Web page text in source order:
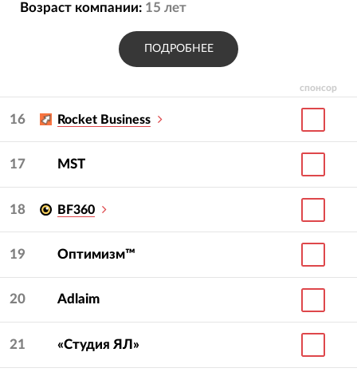
спонсор
Возраст компании: 15 лет
ПОДРОБНЕЕ
16 Rocket Business
17 MST
18 BF360
19 Оптимизм™
20 Adlaim
21 «Студия ЯЛ»